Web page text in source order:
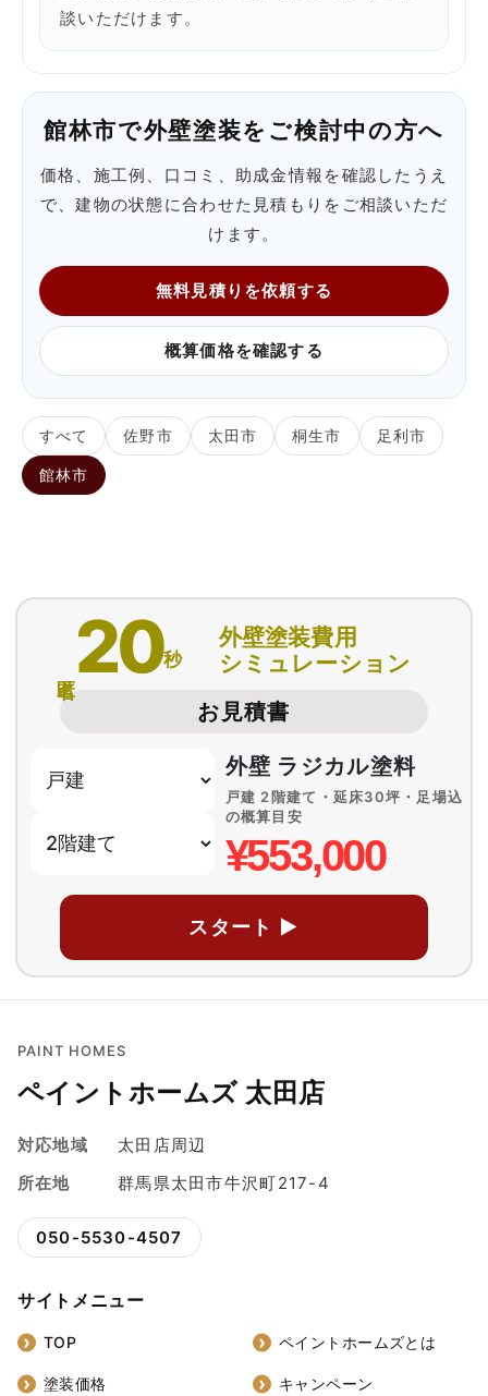
談いただけます。
館林市で外壁塗装をご検討中の方へ
価格、施工例、口コミ、助成金情報を確認したうえ
で、建物の状態に合わせた見積もりをご相談いただ
けます。
無料見積りを依頼する
概算価格を確認する
すべて 佐野市 太田市 桐生市 足利市
館林市
20秒
外壁塗装費用
シミュレーション
お見積書
外壁 ラジカル塗料
戸建 2階建て・延床30坪・足場込
の概算目安
¥553,000
スタート ▶
PAINT HOMES
ペイントホームズ 太田店
対応地域
太田店周辺
所在地
群馬県太田市牛沢町217-4
050-5530-4507
サイトメニュー
TOP ペイントホームズとは
塗装価格 キャンペーン